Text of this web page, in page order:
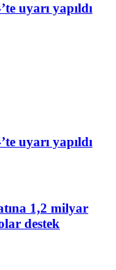
uyarı yapıldı
uyarı yapıldı
1,2 milyar
destek